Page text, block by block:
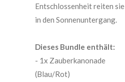
Entschlossenheit reiten sie
in den Sonnenuntergang.
Dieses Bundle enthält:
- 1x Zauberkanonade
(Blau/Rot)